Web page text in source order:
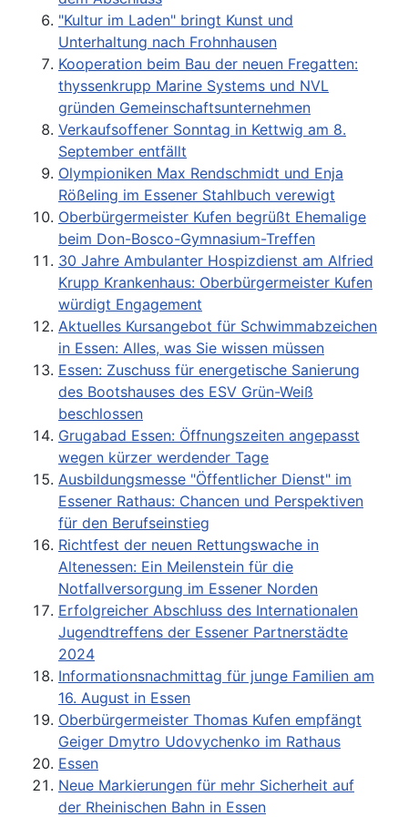
"Kultur im Laden" bringt Kunst und
Unterhaltung nach Frohnhausen
Kooperation beim Bau der neuen Fregatten:
thyssenkrupp Marine Systems und NVL
gründen Gemeinschaftsunternehmen
Verkaufsoffener Sonntag in Kettwig am 8.
September entfällt
Olympioniken Max Rendschmidt und Enja
Rößeling im Essener Stahlbuch verewigt
Oberbürgermeister Kufen begrüßt Ehemalige
beim Don-Bosco-Gymnasium-Treffen
30 Jahre Ambulanter Hospizdienst am Alfried
Krupp Krankenhaus: Oberbürgermeister Kufen
würdigt Engagement
Aktuelles Kursangebot für Schwimmabzeichen
in Essen: Alles, was Sie wissen müssen
Essen: Zuschuss für energetische Sanierung
des Bootshauses des ESV Grün-Weiß
beschlossen
Grugabad Essen: Öffnungszeiten angepasst
wegen kürzer werdender Tage
Ausbildungsmesse "Öffentlicher Dienst" im
Essener Rathaus: Chancen und Perspektiven
für den Berufseinstieg
Richtfest der neuen Rettungswache in
Altenessen: Ein Meilenstein für die
Notfallversorgung im Essener Norden
Erfolgreicher Abschluss des Internationalen
Jugendtreffens der Essener Partnerstädte
2024
Informationsnachmittag für junge Familien am
16. August in Essen
Oberbürgermeister Thomas Kufen empfängt
Geiger Dmytro Udovychenko im Rathaus
Essen
Neue Markierungen für mehr Sicherheit auf
der Rheinischen Bahn in Essen